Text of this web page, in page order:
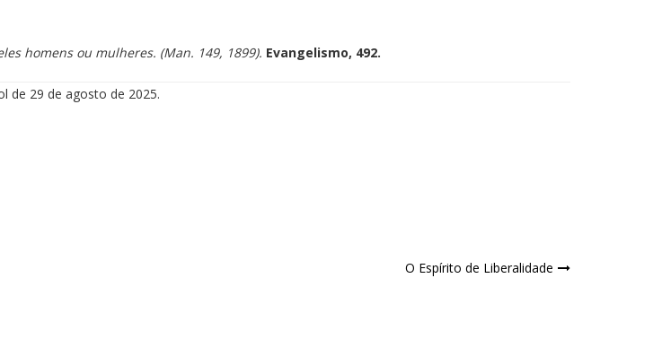
homens ou mulheres. (Man. 149, 1899). Evangelismo, 492.
de 29 de agosto de 2025.
O Espírito de Liberalidade